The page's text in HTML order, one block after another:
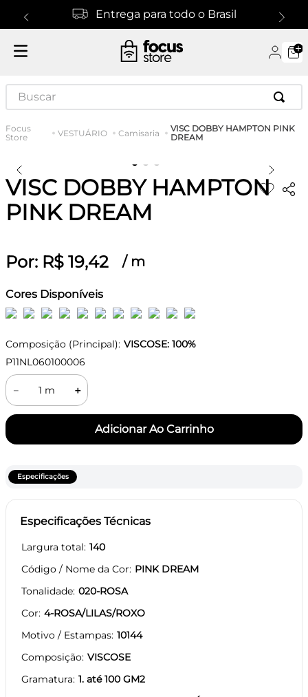
Entrega para todo o Brasil
Buscar
VESTUÁRIO Camisaria
VISC DOBBY HAMPTON PINK
DREAM
VISC DOBBY HAMPTON
PINK DREAM
Por: R$ 19,42 / m
Cores Disponíveis
Composição (Principal): VISCOSE: 100%
P11NL060100006
＋
－
Especificações
Especificações Técnicas
Largura total 140
Código / Nome da Cor PINK DREAM
Tonalidade 020-ROSA
Cor 4-ROSA/LILAS/ROXO
Motivo / Estampas 10144
Composição VISCOSE
Gramatura 1. até 100 GM2